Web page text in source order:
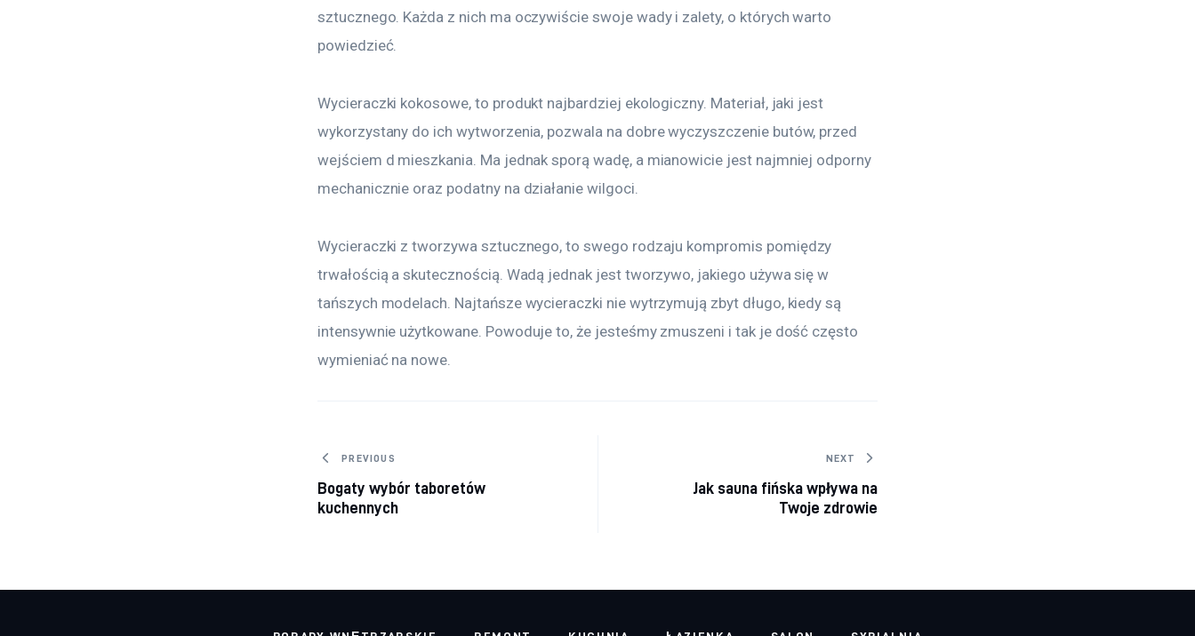
sztucznego. Każda z nich ma oczywiście swoje wady i zalety, o których warto
powiedzieć.
Wycieraczki kokosowe, to produkt najbardziej ekologiczny. Materiał, jaki jest
wykorzystany do ich wytworzenia, pozwala na dobre wyczyszczenie butów, przed
wejściem d mieszkania. Ma jednak sporą wadę, a mianowicie jest najmniej odporny
mechanicznie oraz podatny na działanie wilgoci.
Wycieraczki z tworzywa sztucznego, to swego rodzaju kompromis pomiędzy
trwałością a skutecznością. Wadą jednak jest tworzywo, jakiego używa się w
tańszych modelach. Najtańsze wycieraczki nie wytrzymują zbyt długo, kiedy są
intensywnie użytkowane. Powoduje to, że jesteśmy zmuszeni i tak je dość często
wymieniać na nowe.
Nawigacja wpisu
PREVIOUS
Bogaty wybór taboretów
kuchennych
NEXT
Jak sauna fińska wpływa na
Twoje zdrowie